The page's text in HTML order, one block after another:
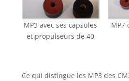
MP3 avec ses capsules
et propulseurs de 40
MP7
Ce qui distingue les MP3 des